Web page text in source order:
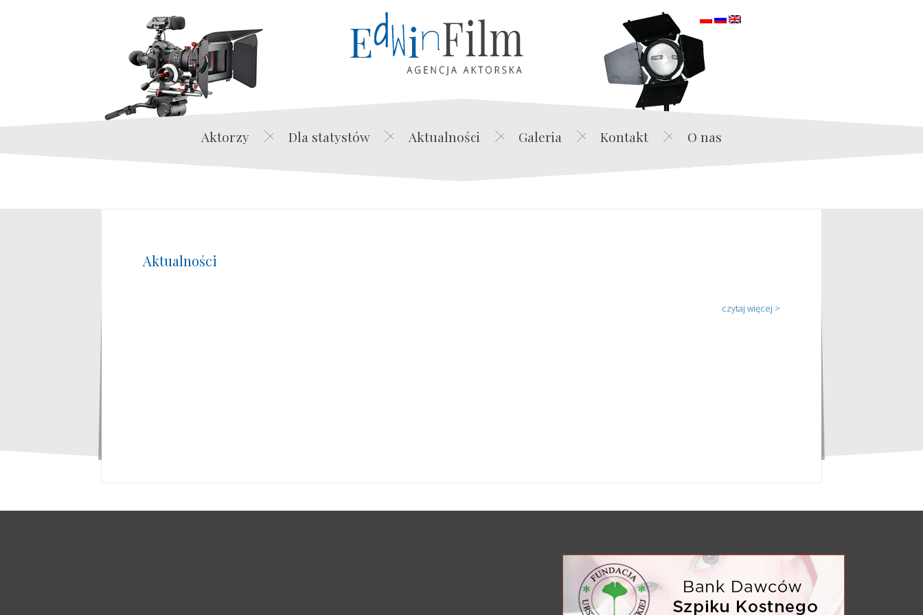
Edwin Film Agencja Aktorska
Aktorzy Dla statystów Aktualności Galeria Kontakt O nas
Aktualności
czytaj więcej >